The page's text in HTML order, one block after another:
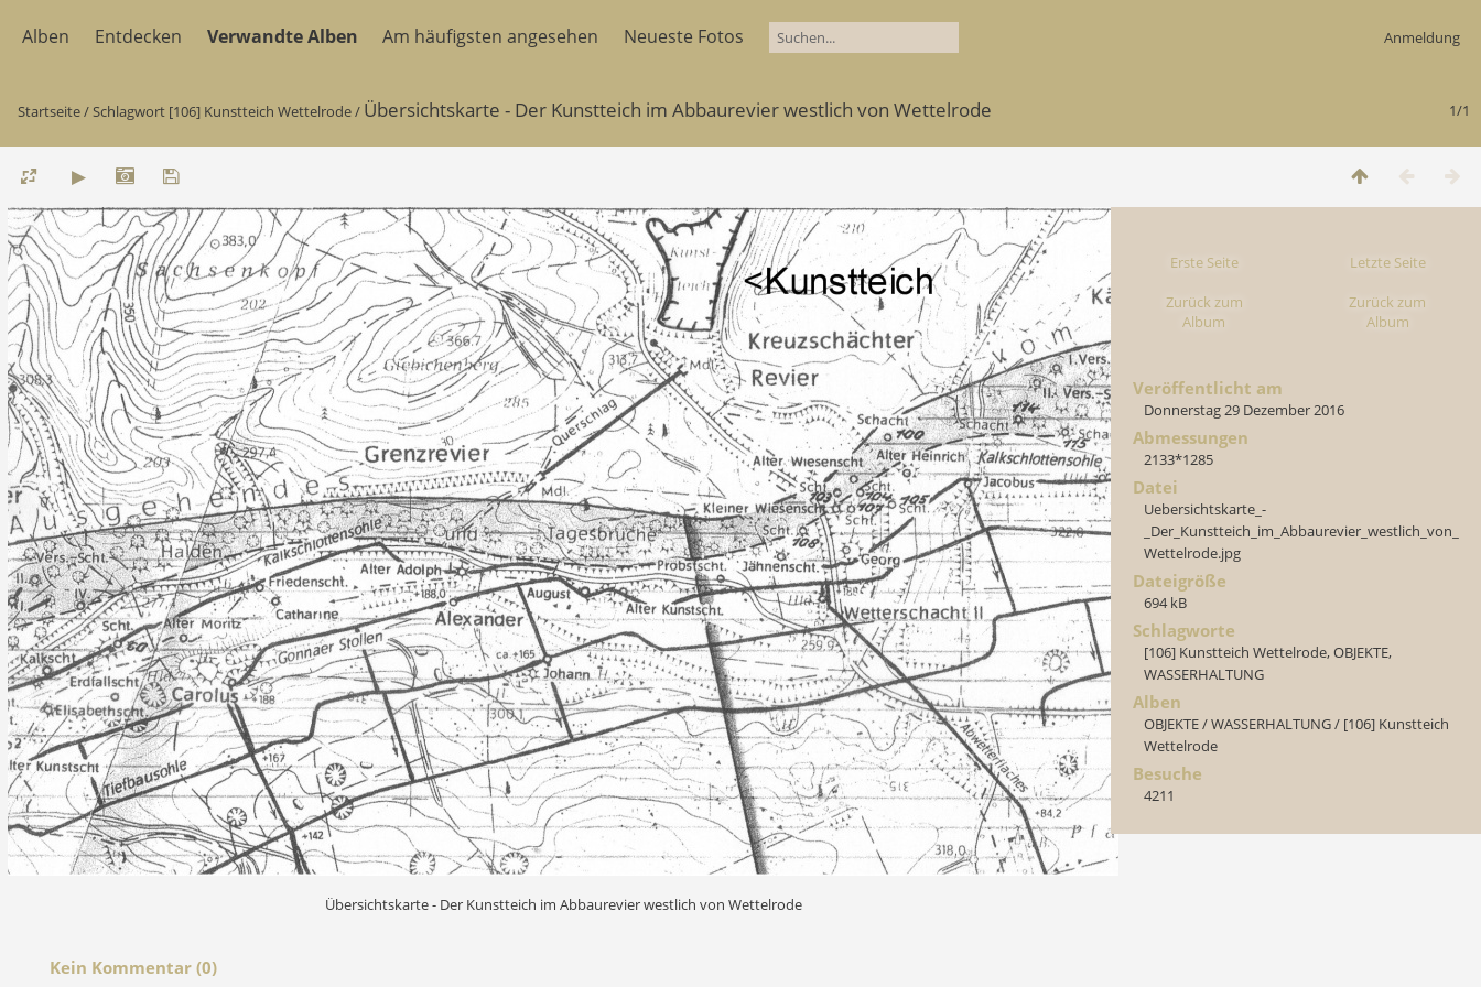
Alben Entdecken Verwandte Alben Am häufigsten angesehen Neueste Fotos Anmeldung
1/1
Startseite/Schlagwort [106] Kunstteich Wettelrode/ Übersichtskarte - Der Kunstteich im Abbaurevier westlich von Wettelrode
Übersichtskarte - Der Kunstteich im Abbaurevier westlich von Wettelrode
Erste Seite
Zurück zum
Album
Letzte Seite
Zurück zum
Album
Veröffentlicht am
Donnerstag 29 Dezember 2016
Abmessungen
2133*1285
Datei
Uebersichtskarte_-
_Der_Kunstteich_im_Abbaurevier_westlich_von_
Wettelrode.jpg
Dateigröße
694 kB
Schlagworte
[106] Kunstteich Wettelrode,OBJEKTE,
WASSERHALTUNG
Alben
OBJEKTE/WASSERHALTUNG/ [106] Kunstteich
Wettelrode
Besuche
4211
Kein Kommentar (0)